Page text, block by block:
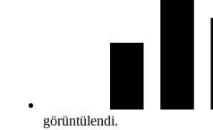
görüntülendi.